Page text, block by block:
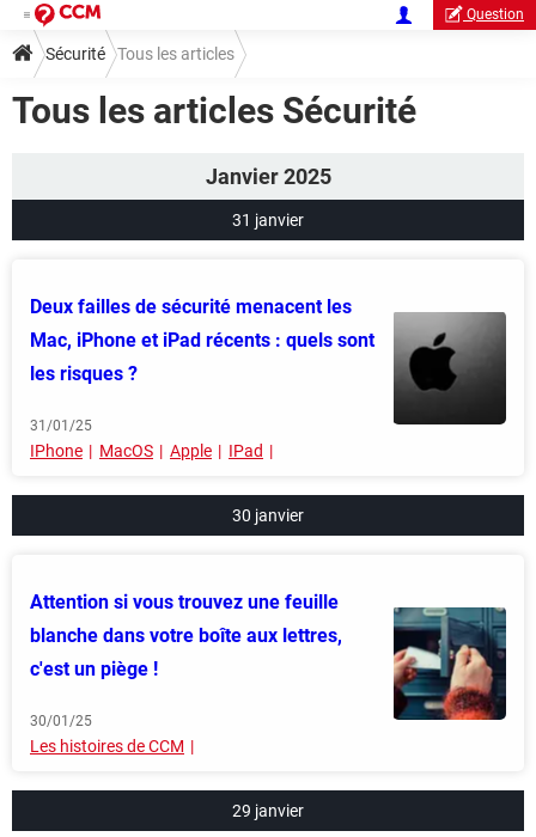
Question
Sécurité Tous les articles
Tous les articles Sécurité
Janvier 2025
31 janvier
Deux failles de sécurité menacent les
Mac, iPhone et iPad récents : quels sont
les risques ?
31/01/25
IPhone MacOS Apple IPad
30 janvier
Attention si vous trouvez une feuille
blanche dans votre boîte aux lettres,
c'est un piège !
30/01/25
Les histoires de CCM
29 janvier